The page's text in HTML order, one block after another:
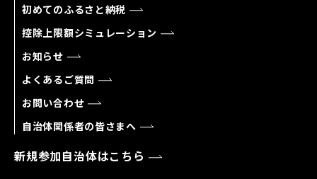
初めてのふるさと納税
控除上限額シミュレーション
お知らせ
よくあるご質問
お問い合わせ
自治体関係者の皆さまへ
新規参加自治体はこちら